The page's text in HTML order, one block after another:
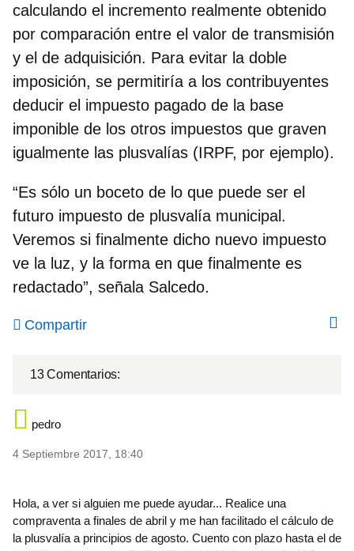
calculando el incremento realmente obtenido
por comparación entre el valor de transmisión
y el de adquisición. Para evitar la doble
imposición, se permitiría a los contribuyentes
deducir el impuesto pagado de la base
imponible de los otros impuestos que graven
igualmente las plusvalías (IRPF, por ejemplo).
“Es sólo un boceto de lo que puede ser el
futuro impuesto de plusvalía municipal.
Veremos si finalmente dicho nuevo impuesto
ve la luz, y la forma en que finalmente es
redactado”, señala Salcedo.
Compartir
13 Comentarios:
pedro
4 Septiembre 2017, 18:40
Hola, a ver si alguien me puede ayudar... Realice una
compraventa a finales de abril y me han facilitado el cálculo de
la plusvalía a principios de agosto. Cuento con plazo hasta el de